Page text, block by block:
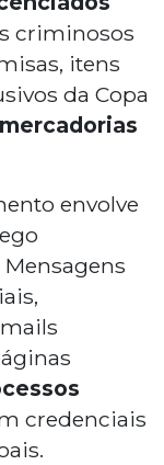
criminosos
itens
da Copa
mercadorias
envolve
credenciais